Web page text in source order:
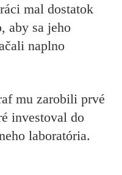
mal dostatok
aby sa jeho
naplno
mu zarobili prvé
investoval do
laboratória.